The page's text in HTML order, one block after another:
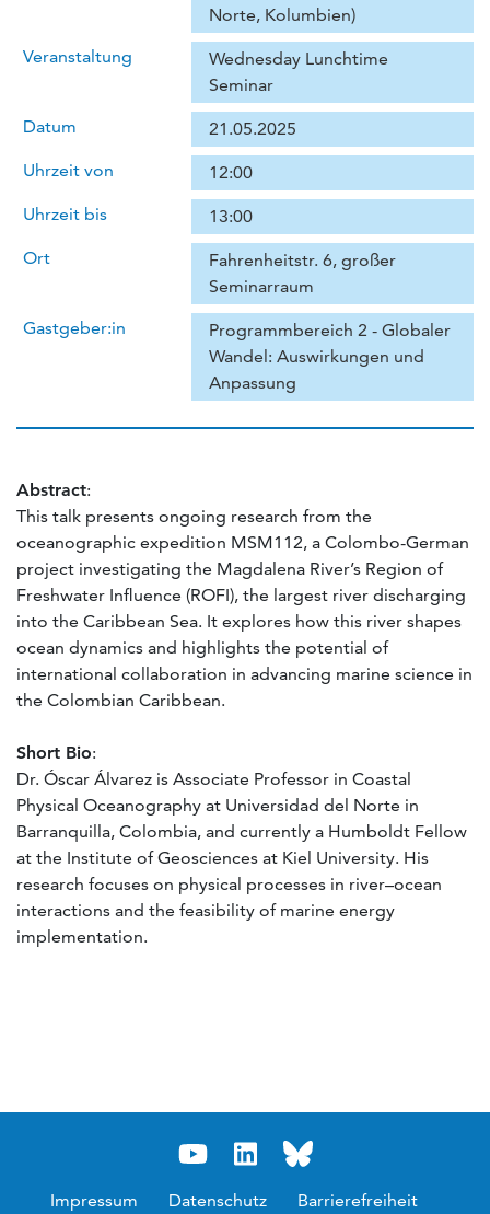
Norte, Kolumbien)
Veranstaltung
Wednesday Lunchtime
Seminar
Datum
21.05.2025
Uhrzeit von
12:00
Uhrzeit bis
13:00
Ort
Fahrenheitstr. 6, großer
Seminarraum
Gastgeber:in
Programmbereich 2 - Globaler
Wandel: Auswirkungen und
Anpassung
Abstract:
This talk presents ongoing research from the
oceanographic expedition MSM112, a Colombo-German
project investigating the Magdalena River’s Region of
Freshwater Influence (ROFI), the largest river discharging
into the Caribbean Sea. It explores how this river shapes
ocean dynamics and highlights the potential of
international collaboration in advancing marine science in
the Colombian Caribbean.
Short Bio:
Dr. Óscar Álvarez is Associate Professor in Coastal
Physical Oceanography at Universidad del Norte in
Barranquilla, Colombia, and currently a Humboldt Fellow
at the Institute of Geosciences at Kiel University. His
research focuses on physical processes in river–ocean
interactions and the feasibility of marine energy
implementation.
Impressum Datenschutz Barrierefreiheit